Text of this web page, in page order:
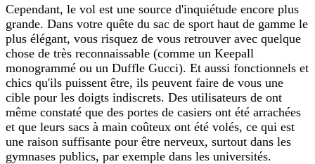
Cependant, le vol est une source d'inquiétude encore plus
grande. Dans votre quête du sac de sport haut de gamme le
plus élégant, vous risquez de vous retrouver avec quelque
chose de très reconnaissable (comme un Keepall
monogrammé ou un Duffle Gucci). Et aussi fonctionnels et
chics qu'ils puissent être, ils peuvent faire de vous une
cible pour les doigts indiscrets. Des utilisateurs de ont
même constaté que des portes de casiers ont été arrachées
et que leurs sacs à main coûteux ont été volés, ce qui est
une raison suffisante pour être nerveux, surtout dans les
gymnases publics, par exemple dans les universités.